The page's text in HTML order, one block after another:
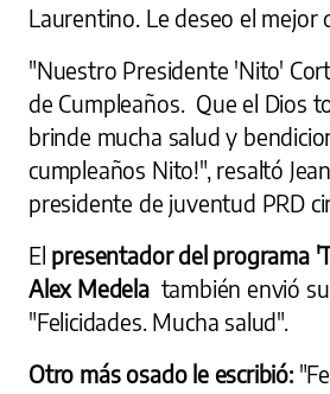
Laurentino. Le deseo el mejor
"Nuestro Presidente 'Nito'
de Cumpleaños. Que el Dios
brinde mucha salud y
cumpleaños Nito!", resaltó
presidente de juventud PRD
El presentador del programa
Alex Medela también envió
"Felicidades. Mucha salud".
Otro más osado le escribió: